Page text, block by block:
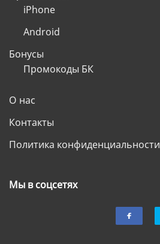
iPhone
Android
Бонусы
Промокоды БК
О нас
Контакты
Политика конфиденциальности
Мы в соцсетях